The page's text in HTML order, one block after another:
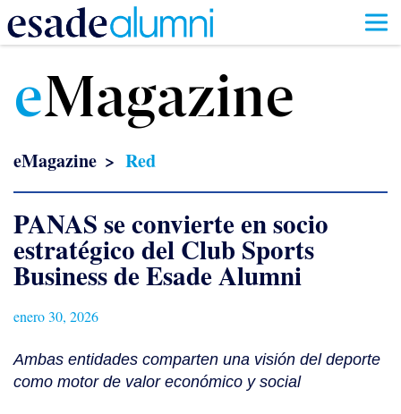
contenido
principal
eMagazine
eMagazine Red
PANAS se convierte en socio
estratégico del Club Sports
Business de Esade Alumni
enero 30, 2026
Ambas entidades comparten una visión del deporte
como motor de valor económico y social